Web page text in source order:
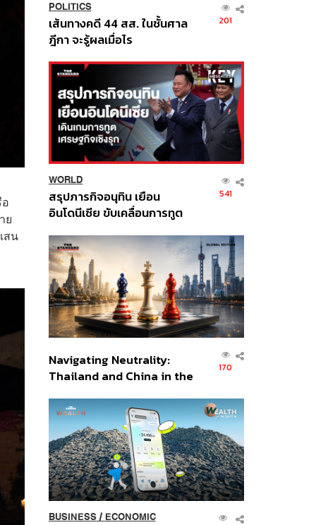
ย
สน
POLITICS
เส้นทางคดี 44 สส. ในชั้นศาล
ฎีกา จะรู้ผลเมื่อไร
201
WORLD
สรุปภารกิจอนุทิน เยือน
อินโดนีเซีย ขับเคลื่อนการทูต
ส่วนยุทธศาสตร์ไทย –
อินโดนีเซีย
541
Navigating Neutrality:
Thailand and China in the
Order
170
BUSINESS/ ECONOMIC